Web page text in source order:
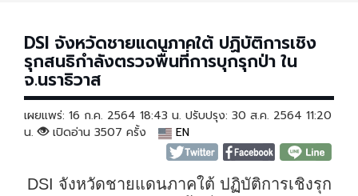
DSI จังหวัดชายแดนภาคใต้ ปฏิบัติการเชิง
รุกสนธิกำลังตรวจพื้นที่การบุกรุกป่า ใน
จ.นราธิวาส
เผยแพร่: 16 ก.ค. 2564 18:43 น. ปรับปรุง: 30 ส.ค. 2564 11:20
น.
เปิดอ่าน 3507 ครั้ง EN
DSI จังหวัดชายแดนภาคใต้ ปฏิบัติการเชิงรุก